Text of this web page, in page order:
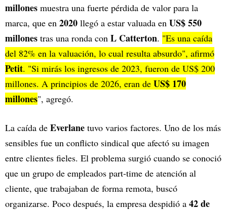
millones muestra una fuerte pérdida de valor para la
marca, que en 2020 llegó a estar valuada en US$ 550
millones tras una ronda con L Catterton. "Es una caída
del 82% en la valuación, lo cual resulta absurdo", afirmó
Petit. "Si mirás los ingresos de 2023, fueron de US$ 200
millones. A principios de 2026, eran de US$ 170
millones", agregó.
La caída de Everlane tuvo varios factores. Uno de los más
sensibles fue un conflicto sindical que afectó su imagen
entre clientes fieles. El problema surgió cuando se conoció
que un grupo de empleados part-time de atención al
cliente, que trabajaban de forma remota, buscó
organizarse. Poco después, la empresa despidió a 42 de